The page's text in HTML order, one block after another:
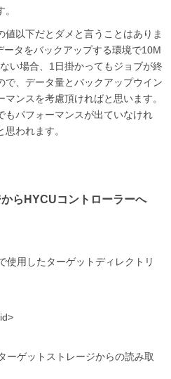
値以下だとダメと言うことはありま
タをバックアップする環境で10M
い場合、1日掛かってもジョブが終
で、データ量とバックアップウイン
マンスを考慮頂ければと思います。
もパフォーマンスが出ていなけれ
われます。
らHYCUコントローラーへ
使用したターゲットディレクトリ
ーゲットストレージからの読み取